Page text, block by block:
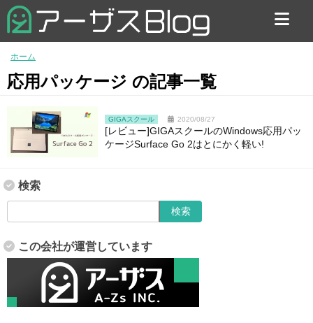
お問い合わせ
ホーム
応用パッケージ の記事一覧
GIGAスクール 2020/08/27
[レビュー]GIGAスクールのWindows応用パッ
ケージSurface Go 2はとにかく軽い!
検索
この会社が運営しています